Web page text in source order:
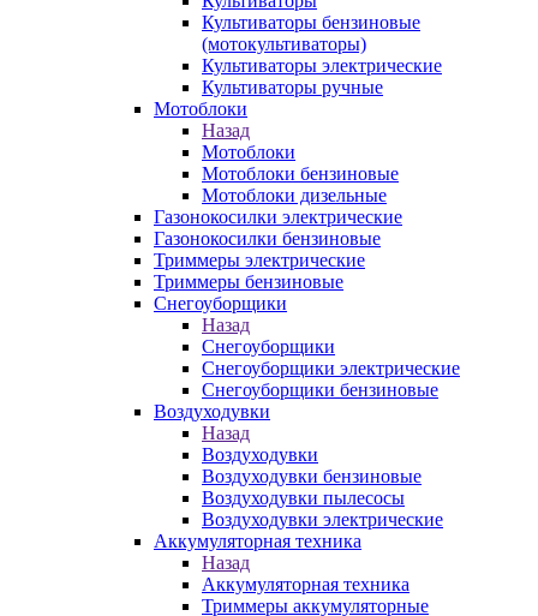
Культиваторы бензиновые
(мотокультиваторы)
Культиваторы электрические
Культиваторы ручные
Мотоблоки
Назад
Мотоблоки
Мотоблоки бензиновые
Мотоблоки дизельные
Газонокосилки электрические
Газонокосилки бензиновые
Триммеры электрические
Триммеры бензиновые
Снегоуборщики
Назад
Снегоуборщики
Снегоуборщики электрические
Снегоуборщики бензиновые
Воздуходувки
Назад
Воздуходувки
Воздуходувки бензиновые
Воздуходувки пылесосы
Воздуходувки электрические
Аккумуляторная техника
Назад
Аккумуляторная техника
Триммеры аккумуляторные